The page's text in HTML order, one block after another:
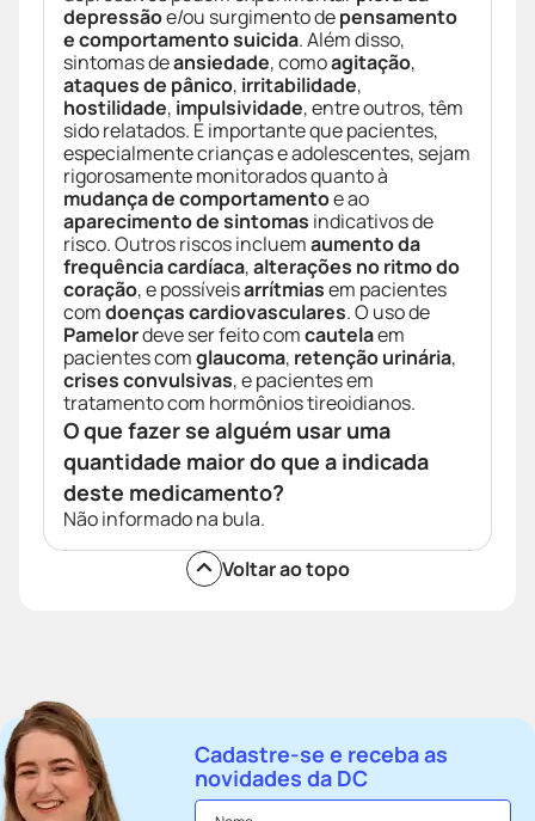
depressãoe/ou surgimento depensamento
e comportamento suicida. Além disso,
sintomas deansiedade, comoagitação,
ataques de pânico, irritabilidade,
hostilidade, impulsividade, entre outros, têm
sido relatados. É importante que pacientes,
especialmente crianças e adolescentes, sejam
rigorosamente monitorados quanto à
mudança de comportamentoe ao
aparecimento de sintomas indicativos de
risco. Outros riscos incluemaumento da
frequência cardíaca,alterações no ritmo do
coração, e possíveisarrítmiasem pacientes
comdoenças cardiovasculares. O uso de
Pamelordeve ser feito comcautelaem
pacientes comglaucoma, retenção urinária,
crises convulsivas, e pacientes em
tratamento com hormônios tireoidianos.
O que fazer se alguém usar uma
quantidade maior do que a indicada
deste medicamento?
Não informado na bula.
Voltar ao topo
Cadastre-se e receba as
novidades da DC